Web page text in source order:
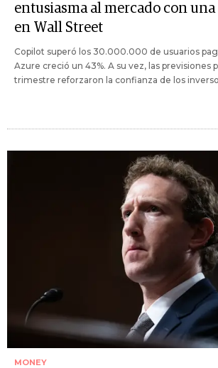
entusiasma al mercado con una
en Wall Street
Copilot superó los 30.000.000 de usuarios
Azure creció un 43%. A su vez, las previsiones
trimestre reforzaron la confianza de los
MONEY